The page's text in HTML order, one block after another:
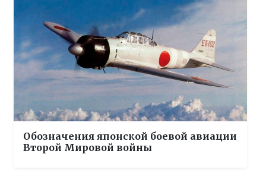
Обозначения японской боевой авиации
Второй Мировой войны